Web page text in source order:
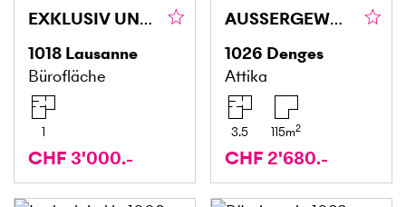
EXKLUSIV UND HOCHWERTIG
1018 Lausanne
Bürofläche
1
CHF 3'000.-
AUSSERGEWÖHNLICH MIT SCHÖNER DECKENHÖHE
1026 Denges
Attika
3.5 115m2
CHF 2'680.-